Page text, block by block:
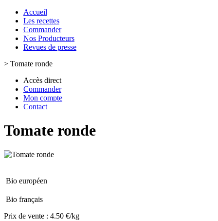
Accueil
Les recettes
Commander
Nos Producteurs
Revues de presse
> Tomate ronde
Accès direct
Commander
Mon compte
Contact
Tomate ronde
Bio européen
Bio français
Prix de vente : 4.50 €/kg